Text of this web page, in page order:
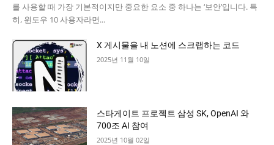
를 사용할 때 가장 기본적이지만 중요한 요소 중 하나는 ‘보안’입니다. 특
히, 윈도우 10 사용자라면...
X 게시물을 내 노션에 스크랩하는 코드
2025년 11월 10일
스타게이트 프로젝트 삼성 SK, OpenAI 와
700조 AI 참여
2025년 10월 02일